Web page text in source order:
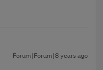
Forum|Forum|8 years ago